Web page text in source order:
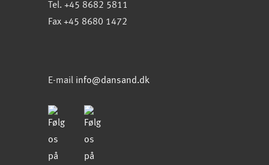
Tel. +45 8682 5811
Fax +45 8680 1472
E-mail info@dansand.dk